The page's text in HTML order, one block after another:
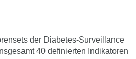
der Diabetes-Surveillance
40 definierten Indikatoren